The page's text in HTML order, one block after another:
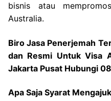
bisnis atau
Australia.
Biro Jasa Penerjemah
dan Resmi Untuk Visa
Jakarta Pusat Hubungi
Apa Saja Syarat